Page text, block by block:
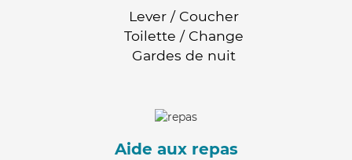
Lever / Coucher
Toilette / Change
Gardes de nuit
Aide aux repas